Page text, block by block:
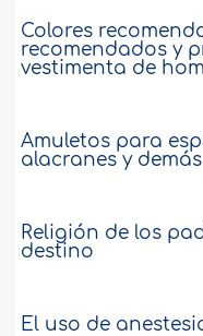
Colores
recomendados y
vestimenta de
Amuletos para
alacranes y
Religión de los
destino
El uso de